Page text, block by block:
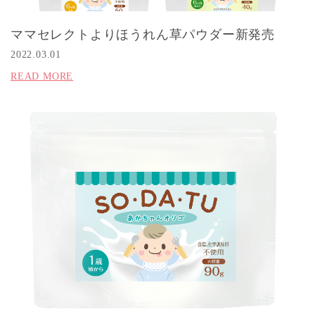
ママセレクトよりほうれん草パウダー新発売
2022.03.01
READ MORE